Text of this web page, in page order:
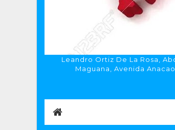
Leandro Ortiz De La Rosa,
Maguana, Avenida